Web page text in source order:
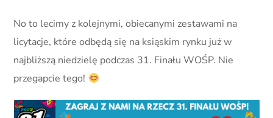
No to lecimy z kolejnymi, obiecanymi zestawami na
licytacje, które odbędą się na ksiąskim rynku już w
najbliższą niedzielę podczas 31. Finału WOŚP. Nie
przegapcie tego!